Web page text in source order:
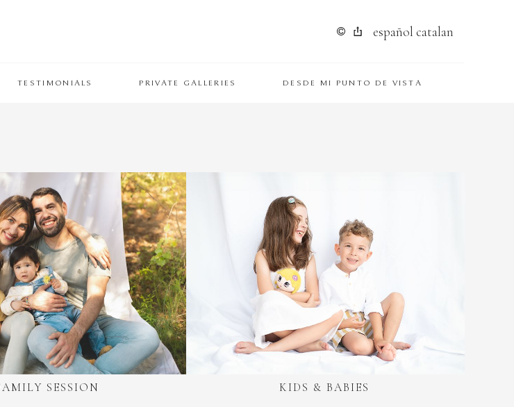
español catalan
TESTIMONIALS PRIVATE GALLERIES DESDE MI PUNTO DE VISTA
SESSION KIDS & BABIES